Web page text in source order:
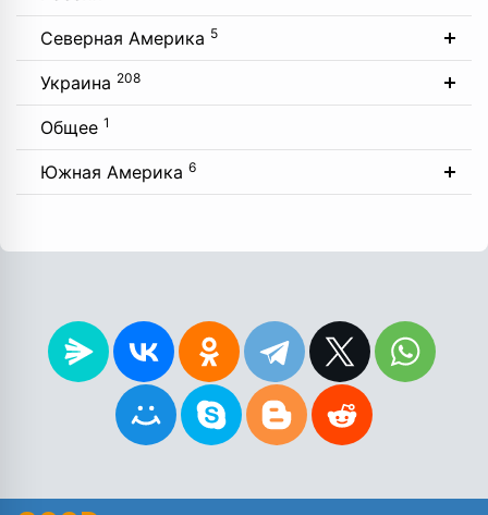
Северная Америка 5
Украина 208
Общее 1
Южная Америка 6